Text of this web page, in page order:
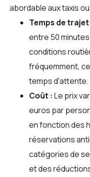
abordable aux taxis
Temps de trajet
entre 50
conditions
fréquemment,
temps d'attente.
Coût : Le prix
euros par
en fonction des
réservations
catégories de
et des